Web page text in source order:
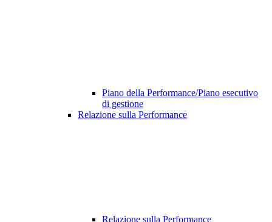
Piano della Performance/Piano esecutivo
di gestione
Relazione sulla Performance
Relazione sulla Performance